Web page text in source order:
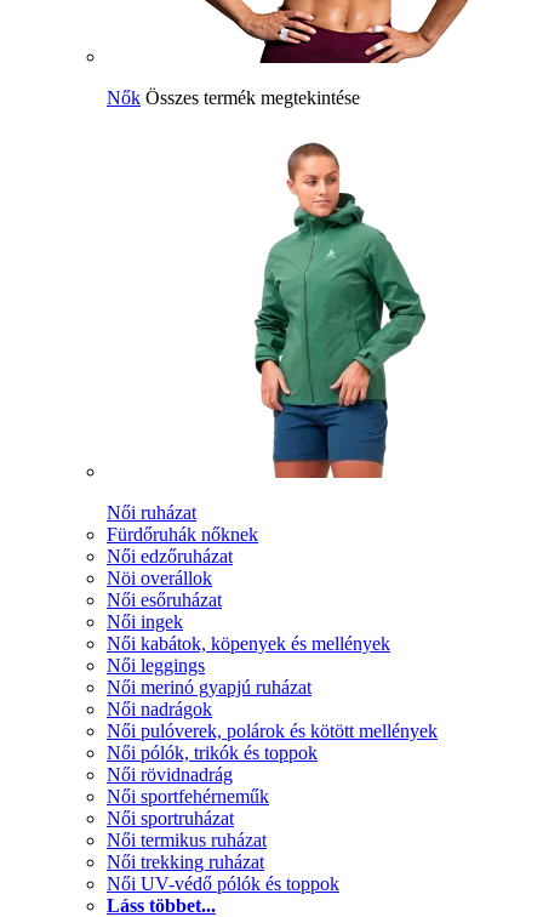
Nők Összes termék megtekintése
Női ruházat
Fürdőruhák nőknek
Női edzőruházat
Nöi overállok
Női esőruházat
Női ingek
Női kabátok, köpenyek és mellények
Női leggings
Női merinó gyapjú ruházat
Női nadrágok
Női pulóverek, polárok és kötött mellények
Női pólók, trikók és toppok
Női rövidnadrág
Női sportfehérneműk
Női sportruházat
Női termikus ruházat
Női trekking ruházat
Női UV-védő pólók és toppok
Láss többet...